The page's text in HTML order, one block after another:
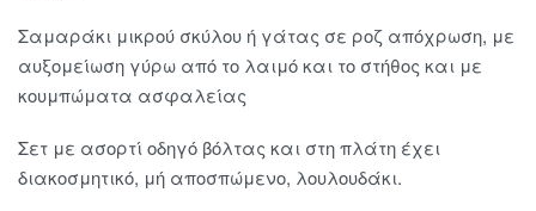
Σαμαράκι μικρού σκύλου ή γάτας σε ροζ απόχρωση, με
αυξομείωση γύρω από το λαιμό και το στήθος και με
κουμπώματα ασφαλείας
Σετ με ασορτί οδηγό βόλτας και στη πλάτη έχει
διακοσμητικό, μή αποσπώμενο, λουλουδάκι.